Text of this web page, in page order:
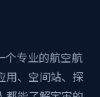
专业的航空航
用、空间站、探